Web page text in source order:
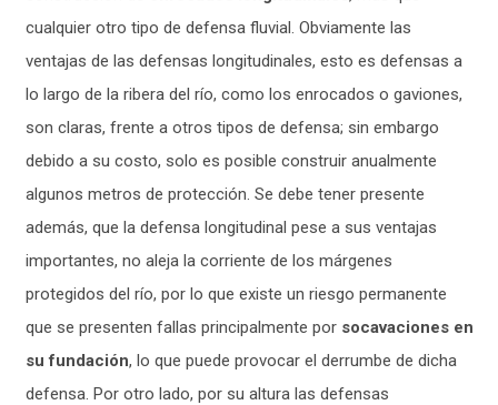
cualquier otro tipo de defensa fluvial. Obviamente las
ventajas de las defensas longitudinales, esto es defensas a
lo largo de la ribera del río, como los enrocados o gaviones,
son claras, frente a otros tipos de defensa; sin embargo
debido a su costo, solo es posible construir anualmente
algunos metros de protección. Se debe tener presente
además, que la defensa longitudinal pese a sus ventajas
importantes, no aleja la corriente de los márgenes
protegidos del río, por lo que existe un riesgo permanente
que se presenten fallas principalmente por socavaciones en
su fundación, lo que puede provocar el derrumbe de dicha
defensa. Por otro lado, por su altura las defensas